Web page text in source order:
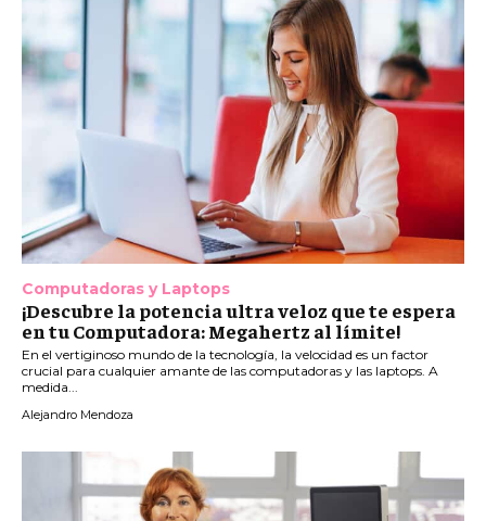
Computadoras y Laptops
¡Descubre la potencia ultra veloz que te espera
en tu Computadora: Megahertz al límite!
En el vertiginoso mundo de la tecnología, la velocidad es un factor
crucial para cualquier amante de las computadoras y las laptops. A
medida...
Alejandro Mendoza